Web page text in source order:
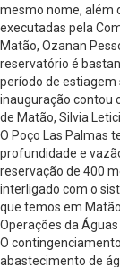
mesmo nome, além
executadas pela
Matão, Ozanan
reservatório é
período de estiagem
inauguração contou
de Matão, Silvia
O Poço Las Palmas
profundidade e
reservação de 400
interligado com o
que temos em
Operações da
O
abastecimento de